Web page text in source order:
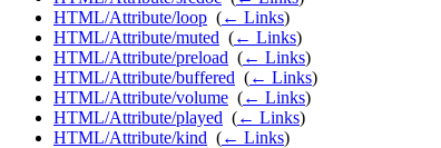
HTML/Attribute/loop (← Links)
HTML/Attribute/muted (← Links)
HTML/Attribute/preload (← Links)
HTML/Attribute/buffered (← Links)
HTML/Attribute/volume (← Links)
HTML/Attribute/played (← Links)
HTML/Attribute/kind (← Links)